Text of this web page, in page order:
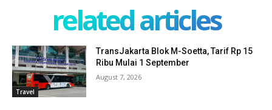
related articles
Travel
TransJakarta Blok M-Soetta, Tarif Rp 15
Ribu Mulai 1 September
August 7, 2026